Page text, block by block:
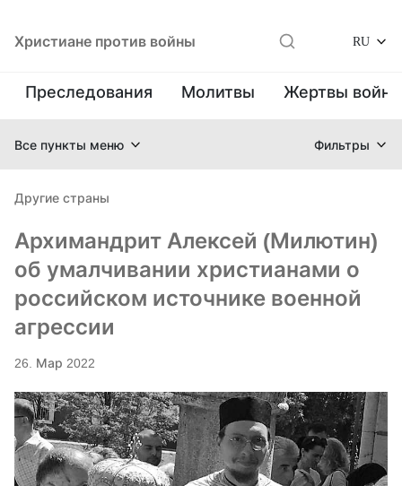
Христиане против войны RU
Преследования Молитвы Жертвы
Все пункты меню Фильтры
Другие страны
Архимандрит Алексей (Милютин)
об умалчивании христианами о
российском источнике военной
агрессии
26. Мар 2022